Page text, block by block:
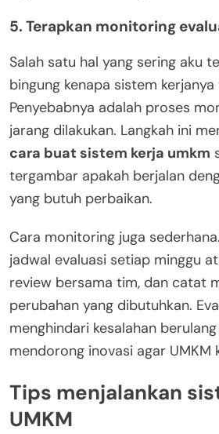
5. Terapkan monitoring
Salah satu hal yang sering aku
bingung kenapa sistem
Penyebabnya adalah proses
jarang dilakukan. Langkah ini
cara buat sistem kerja umkm
tergambar apakah berjalan
yang butuh perbaikan.
Cara monitoring juga
jadwal evaluasi setiap minggu
review bersama tim, dan catat
perubahan yang dibutuhkan.
menghindari kesalahan
mendorong inovasi agar UMKM
Tips menjalankan
UMKM